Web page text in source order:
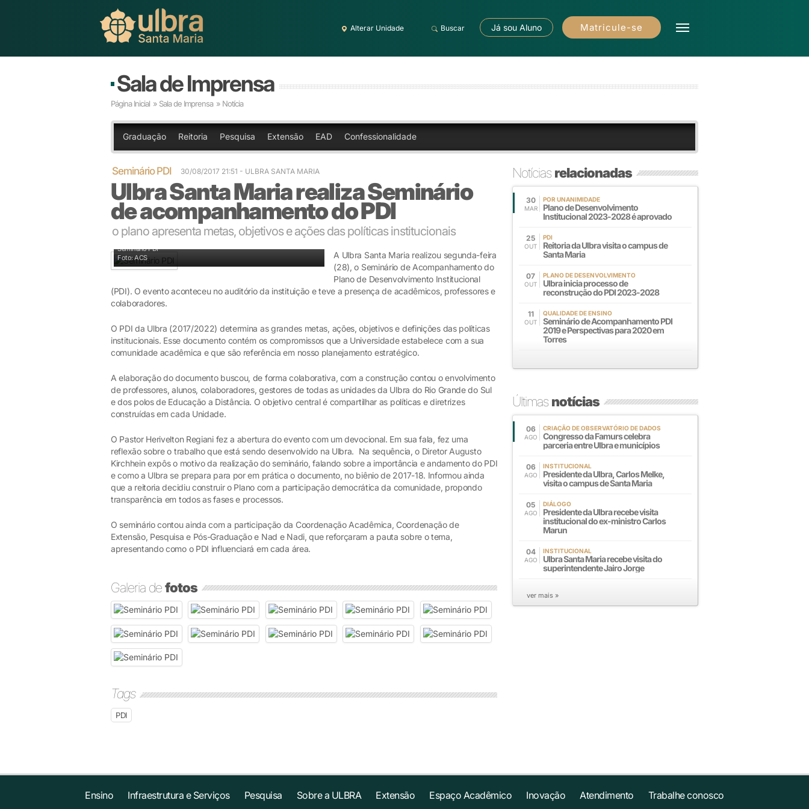
Alterar Unidade Buscar Já sou Aluno Matricule-se
Sala de Imprensa
Página Inicial » Sala de Imprensa » Notícia
Graduação Reitoria Pesquisa Extensão EAD Confessionalidade
Seminário PDI 30/08/2017 21:51 - ULBRA SANTA MARIA
Ulbra Santa Maria realiza Seminário
de acompanhamento do PDI
o plano apresenta metas, objetivos e ações das políticas institucionais
Seminário PDI
Foto: ACS
A Ulbra Santa Maria realizou segunda-feira
(28), o Seminário de Acompanhamento do
Plano de Desenvolvimento Institucional
(PDI). O evento aconteceu no auditório da instituição e teve a presença de acadêmicos, professores e
colaboradores.
O PDI da Ulbra (2017/2022) determina as grandes metas, ações, objetivos e definições das políticas
institucionais. Esse documento contém os compromissos que a Universidade estabelece com a sua
comunidade acadêmica e que são referência em nosso planejamento estratégico.
A elaboração do documento buscou, de forma colaborativa, com a construção contou o envolvimento
de professores, alunos, colaboradores, gestores de todas as unidades da Ulbra do Rio Grande do Sul
e dos polos de Educação a Distância. O objetivo central é compartilhar as políticas e diretrizes
construídas em cada Unidade.
O Pastor Herivelton Regiani fez a abertura do evento com um devocional. Em sua fala, fez uma
reflexão sobre o trabalho que está sendo desenvolvido na Ulbra. Na sequência, o Diretor Augusto
Kirchhein expôs o motivo da realização do seminário, falando sobre a importância e andamento do PDI
e como a Ulbra se prepara para por em prática o documento, no biênio de 2017-18. Informou ainda
que a reitoria decidiu construir o Plano com a participação democrática da comunidade, propondo
transparência em todos as fases e processos.
O seminário contou ainda com a participação da Coordenação Acadêmica, Coordenação de
Extensão, Pesquisa e Pós-Graduação e Nad e Nadi, que reforçaram a pauta sobre o tema,
apresentando como o PDI influenciará em cada área.
Galeria defotos
Tags
PDI
Notíciasrelacionadas
30
MAR
POR UNANIMIDADE
Plano de Desenvolvimento
Institucional 2023-2028 é aprovado
25
OUT
PDI
Reitoria da Ulbra visita o campus de
Santa Maria
07
OUT
PLANO DE DESENVOLVIMENTO
Ulbra inicia processo de
reconstrução do PDI 2023-2028
11
OUT
QUALIDADE DE ENSINO
Seminário de Acompanhamento PDI
2019 e Perspectivas para 2020 em
Torres
Últimasnotícias
06
AGO
CRIAÇÃO DE OBSERVATÓRIO DE DADOS
Congresso da Famurs celebra
parceria entre Ulbra e municípios
06
AGO
INSTITUCIONAL
Presidente da Ulbra, Carlos Melke,
visita o campus de Santa Maria
05
AGO
DIÁLOGO
Presidente da Ulbra recebe visita
institucional do ex-ministro Carlos
Marun
04
AGO
INSTITUCIONAL
Ulbra Santa Maria recebe visita do
superintendente Jairo Jorge
ver mais »
Ensino Infraestrutura e Serviços Pesquisa Sobre a ULBRA Extensão Espaço Acadêmico Inovação Atendimento Trabalhe conosco